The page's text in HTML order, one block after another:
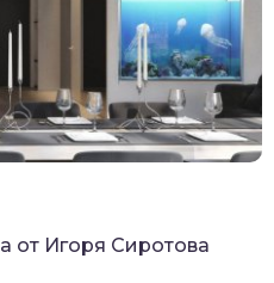
от Игоря Сиротова